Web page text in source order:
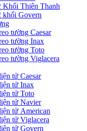
Khối Thiên Thanh
khối Govern
tường Caesar
tường Inax
tường Toto
tường Viglacera
tử Caesar
tử Inax
tử Toto
tử Navier
tử American
tử Viglacera
tử Govern